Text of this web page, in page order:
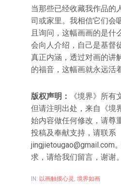
当那些已经收藏我作品的
司或家里。我相信它们会
且询问，这幅画画的是什
会向人介绍，自己是基督
真正内涵，透过对画的讲
的福音，这幅画就永远活
版权声明：
《境界》所有
但请注明出处，来自《境
始内容做任何修改，请尊
投稿及奉献支持，请联系
jingjietougao@gmail.com
求，请给我们留言，谢谢。
IN: 以画触摸心灵 , 境界如画